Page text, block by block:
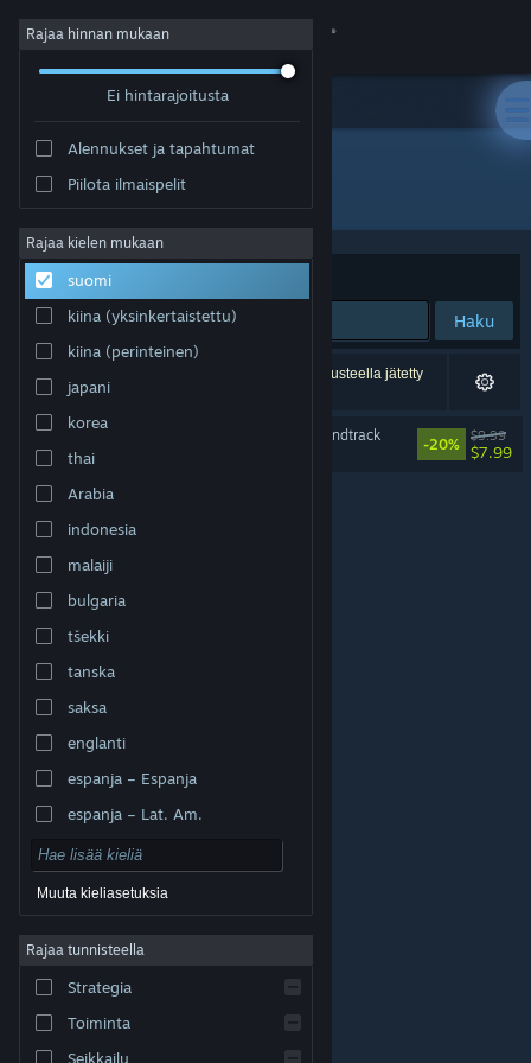
Kirjaudu sisään
Tietoa
Tuki
Vaihda kieli
Hanki Steam-mobiilisovellus
Näytä työpöytäsivusto
© Valve Corporation. Kaikki oikeudet pidätetään. Kaikki
Yhdysvalloissa ja kaikkialla maailmassa.
Helppokäyttötoiminnot
Hyvitykset|Evästeet
Rajaa hinnan mukaan
Ei hintarajoitusta
Alennukset ja tapahtumat
Piilota ilmaispelit
Rajaa kielen mukaan
suomi
kiina (yksinkertaistettu)
kiina (perinteinen)
japani
korea
thai
Arabia
indonesia
malaiji
bulgaria
tšekki
tanska
saksa
englanti
espanja – Espanja
espanja – Lat. Am.
Muuta kieliasetuksia
Rajaa tunnisteella
Strategia
Toiminta
Seikkailu
Kehittäjä: Monstars Inc.
Järjestelyperuste
Haku
1 tulos vastaa hakuasi. 6 peliä on asetustesi perusteella jätetty
pois.
Lumines Arise Original Soundtrack
-20%
$9.99
$7.99